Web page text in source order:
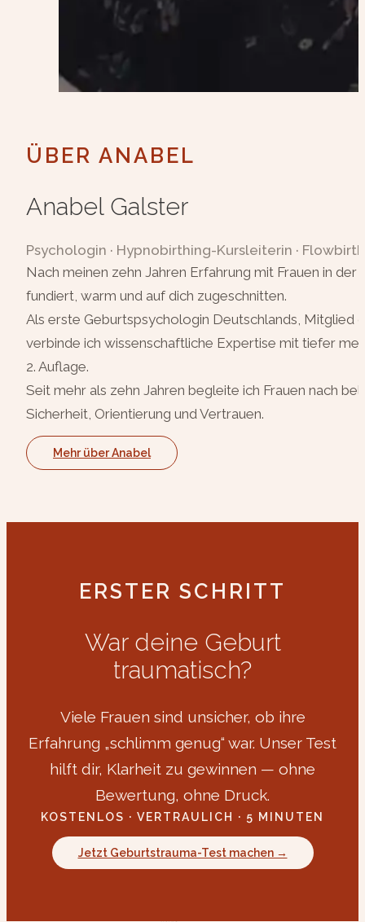
ÜBER ANABEL
Anabel Galster
Psychologin · Hypnobirthing-Kursleiterin ·
Nach meinen zehn Jahren Erfahrung mit Frauen in
fundiert, warm und auf dich zugeschnitten.
Als erste Geburtspsychologin Deutschlands, Mitglied
verbinde ich wissenschaftliche Expertise mit tiefer
2. Auflage.
Seit mehr als zehn Jahren begleite ich Frauen nach
Sicherheit, Orientierung und Vertrauen.
Mehr über Anabel
ERSTER SCHRITT
War deine Geburt
traumatisch?
Viele Frauen sind unsicher, ob ihre
Erfahrung „schlimm genug“ war. Unser Test
hilft dir, Klarheit zu gewinnen — ohne
Bewertung, ohne Druck.
KOSTENLOS · VERTRAULICH · 5 MINUTEN
Jetzt Geburtstrauma-Test machen →